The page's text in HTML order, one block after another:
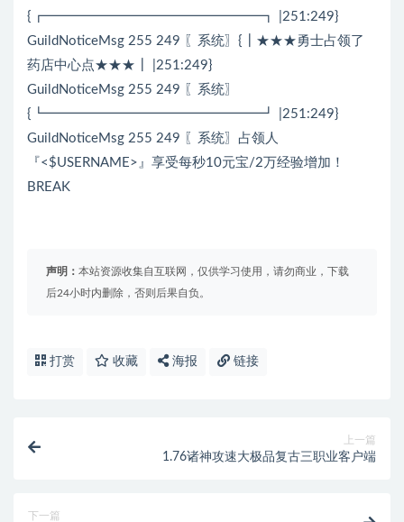
{┏━━━━━━━━━━━━━━━━┓ |251:249}
GuildNoticeMsg 255 249 〖系统〗{┃★★★勇士占领了
药店中心点★★★┃ |251:249}
GuildNoticeMsg 255 249 〖系统〗
{┗━━━━━━━━━━━━━━━━┛ |251:249}
GuildNoticeMsg 255 249 〖系统〗占领人
『<$USERNAME>』享受每秒10元宝/2万经验增加！
BREAK
声明： 本站资源收集自互联网，仅供学习使用，请勿商业，下载
后24小时内删除，否则后果自负。
打赏 收藏 海报 链接
上一篇
1.76诸神攻速大极品复古三职业客户端
下一篇